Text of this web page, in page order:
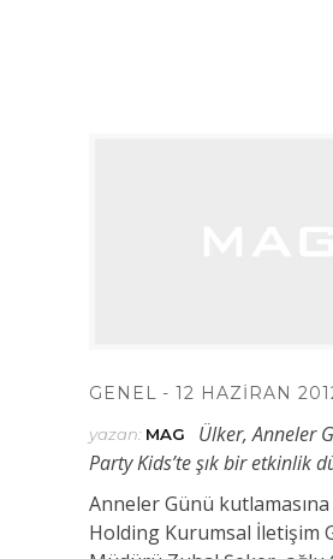
GENEL 12 HAZIRAN
yazan: MAG
Ülker, Anneler
Party Kids’te şık bir etkinlik
Anneler Günü kutlamasına
Holding Kurumsal İletişim